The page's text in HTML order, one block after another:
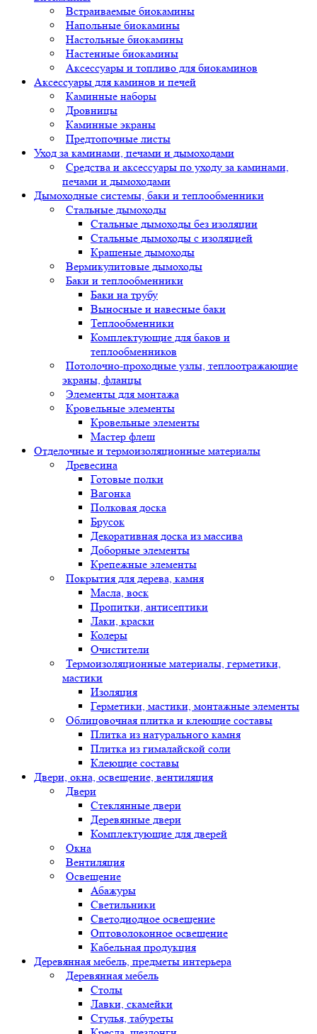
Встраиваемые биокамины
Напольные биокамины
Настольные биокамины
Настенные биокамины
Аксессуары и топливо для биокаминов
Аксессуары для каминов и печей
Каминные наборы
Дровницы
Каминные экраны
Предтопочные листы
Уход за каминами, печами и дымоходами
Средства и аксессуары по уходу за каминами,
печами и дымоходами
Дымоходные системы, баки и теплообменники
Стальные дымоходы
Стальные дымоходы без изоляции
Стальные дымоходы с изоляцией
Крашеные дымоходы
Вермикулитовые дымоходы
Баки и теплообменники
Баки на трубу
Выносные и навесные баки
Теплообменники
Комплектующие для баков и
теплообменников
Потолочно-проходные узлы, теплоотражающие
экраны, фланцы
Элементы для монтажа
Кровельные элементы
Кровельные элементы
Мастер флеш
Отделочные и термоизоляционные материалы
Древесина
Готовые полки
Вагонка
Полковая доска
Брусок
Декоративная доска из массива
Доборные элементы
Крепежные элементы
Покрытия для дерева, камня
Масла, воск
Пропитки, антисептики
Лаки, краски
Колеры
Очистители
Термоизоляционные материалы, герметики,
мастики
Изоляция
Герметики, мастики, монтажные элементы
Облицовочная плитка и клеющие составы
Плитка из натурального камня
Плитка из гималайской соли
Клеющие составы
Двери, окна, освещение, вентиляция
Двери
Стеклянные двери
Деревянные двери
Комплектующие для дверей
Окна
Вентиляция
Освещение
Абажуры
Светильники
Светодиодное освещение
Оптоволоконное освещение
Кабельная продукция
Деревянная мебель, предметы интерьера
Деревянная мебель
Столы
Лавки, скамейки
Стулья, табуреты